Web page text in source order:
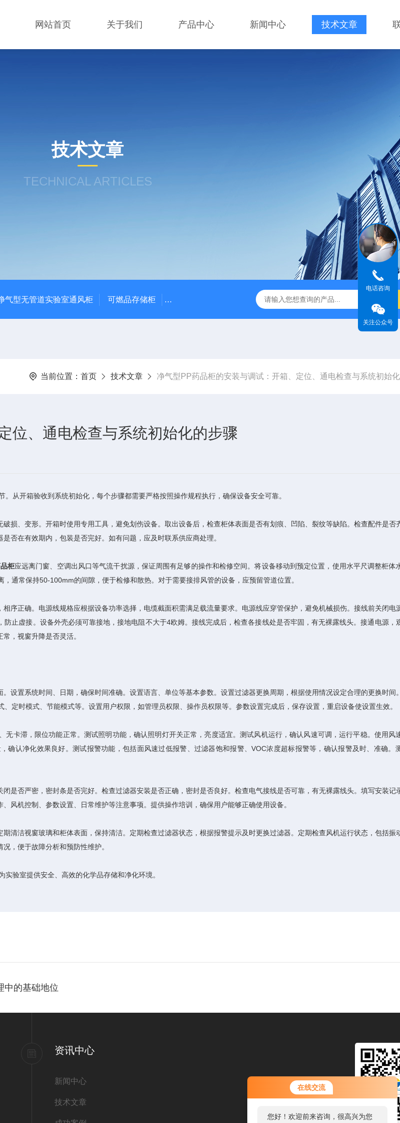
在线交流
您好！欢迎前来咨询，很高兴为您
网站首页 关于我们 产品中心 新闻中心 技术文章
技术文章
TECHNICAL ARTICLES
气型无管道实验室通风柜 可燃品存储柜 TSF-DS800净气型通风柜 TSF-DS800FW净气型通风柜（全
当前位置： 首页 技术文章 净气型PP药品柜的安装与调试：开箱、定位、通电检查与系统初始
位、通电检查与系统初始化的步骤
开箱验收到系统初始化，每个步骤都需要严格按照操作规程执行，确保设备安全可靠。
、变形。开箱时使用专用工具，避免划伤设备。取出设备后，检查柜体表面是否有划痕、凹陷、裂纹等缺陷。检查配件是否
否在有效期内，包装是否完好。如有问题，应及时联系供应商处理。
柜应远离门窗、空调出风口等气流干扰源，保证周围有足够的操作和检修空间。将设备移动到预定位置，使用水平尺调整柜体
通常保持50-100mm的间隙，便于检修和散热。对于需要接排风管的设备，应预留管道位置。
正确。电源线规格应根据设备功率选择，电缆截面积需满足载流量要求。电源线应穿管保护，避免机械损伤。接线前关闭电
止虚接。设备外壳必须可靠接地，接地电阻不大于4欧姆。接线完成后，检查各接线处是否牢固，有无裸露线头。接通电源，
，视窗升降是否灵活。
置系统时间、日期，确保时间准确。设置语言、单位等基本参数。设置过滤器更换周期，根据使用情况设定合理的更换时间
定时模式、节能模式等。设置用户权限，如管理员权限、操作员权限等。参数设置完成后，保存设置，重启设备使设置生效。
滞，限位功能正常。测试照明功能，确认照明灯开关正常，亮度适宜。测试风机运行，确认风速可调，运行平稳。使用风
确认净化效果良好。测试报警功能，包括面风速过低报警、过滤器饱和报警、VOC浓度超标报警等，确认报警及时、准确。
否严密，密封条是否完好。检查过滤器安装是否正确，密封是否良好。检查电气接线是否可靠，有无裸露线头。填写安装记
风机控制、参数设置、日常维护等注意事项。提供操作培训，确保用户能够正确使用设备。
洁视窗玻璃和柜体表面，保持清洁。定期检查过滤器状态，根据报警提示及时更换过滤器。定期检查风机运行状态，包括振
，便于故障分析和预防性维护。
实验室提供安全、高效的化学品存储和净化环境。
中的基础地位
资讯中心
新闻中心
技术文章
电话咨询
关注公众号